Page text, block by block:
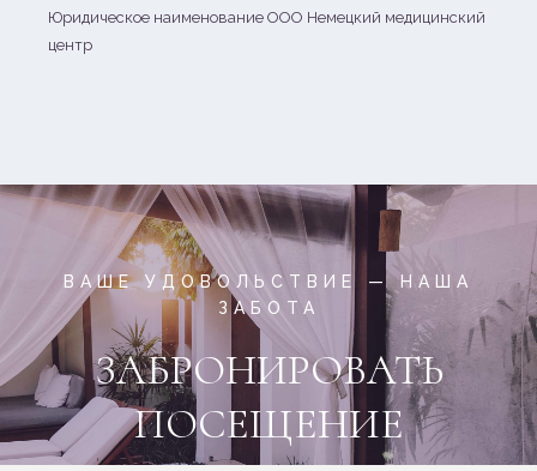
Юридическое наименование ООО Немецкий медицинский
центр
ВАШЕ УДОВОЛЬСТВИЕ — НАША
ЗАБОТА
ЗАБРОНИРОВАТЬ
ПОСЕЩЕНИЕ